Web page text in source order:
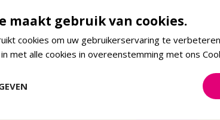
Aanmelden
Meld je aan en
maakt gebruik van cookies.
cookies om uw gebruikerservaring te
met alle cookies in overeenstemming met ons